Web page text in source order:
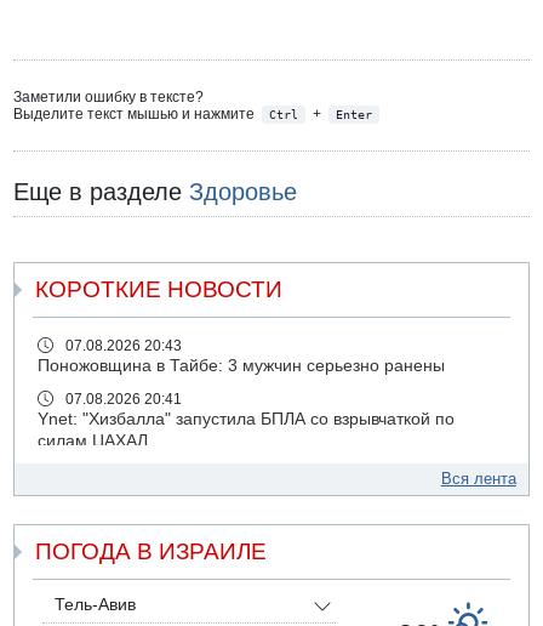
Заметили ошибку в тексте?
Выделите текст мышью и нажмите
Ctrl + Enter
Еще в разделе Здоровье
КОРОТКИЕ НОВОСТИ
07.08.2026 20:43
Поножовщина в Тайбе: 3 мужчин серьезно ранены
07.08.2026 20:41
Ynet: "Хизбалла" запустила БПЛА со взрывчаткой по
силам ЦАХАЛ
ДТП в Ашдоде: тяжело ранены двое маленьких детей
07.08.2026 19:14
Скончался водитель, врезавшийся в стену в
Иерусалиме
07.08.2026 17:57
Вся лента
ПОГОДА В ИЗРАИЛЕ
Тель-Авив